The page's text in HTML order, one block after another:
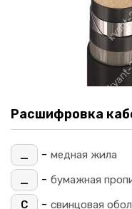
Расшифровка
_ - медная жила
_
- бумажная
С
- свинцовая